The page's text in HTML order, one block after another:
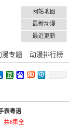
网站地图
最新动漫
最近更新
漫专题 动漫排行榜
表粤语
共6集全